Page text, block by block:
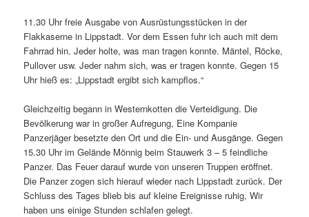
11.30 Uhr freie Ausgabe von Ausrüstungs­stücken in der
Flakkaserne in Lippstadt. Vor dem Essen fuhr ich auch mit dem
Fahrrad hin. Jeder holte, was man tragen konnte. Mäntel, Röcke,
Pullover usw. Jeder nahm sich, was er tragen konnte. Gegen 15
Uhr hieß es: „Lippstadt ergibt sich kampflos.“
Gleichzeitig begann in Westernkotten die Verteidigung. Die
Bevölkerung war in großer Aufregung, Eine Kompanie
Panzerjäger besetzte den Ort und die Ein- und Ausgänge. Gegen
15.30 Uhr im Gelände Mönnig beim Stauwerk 3 – 5 feindliche
Panzer. Das Feuer darauf wurde von unseren Truppen eröffnet.
Die Panzer zogen sich hierauf wieder nach Lippstadt zurück. Der
Schluss des Tages blieb bis auf kleine Ereignisse ruhig, Wir
haben uns einige Stunden schlafen gelegt.